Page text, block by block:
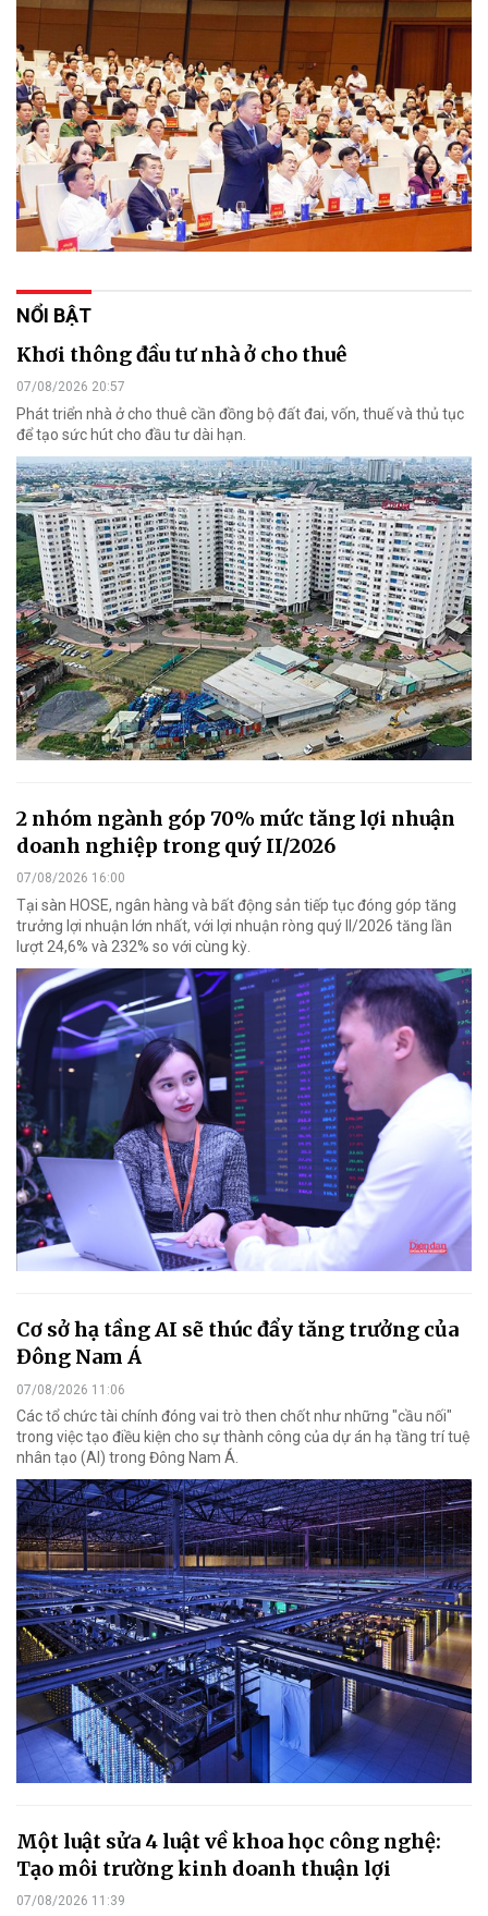
NỔI BẬT
Khơi thông đầu tư nhà ở cho thuê
07/08/2026 20:57
Phát triển nhà ở cho thuê cần đồng bộ đất đai, vốn, thuế và thủ tục
để tạo sức hút cho đầu tư dài hạn.
2 nhóm ngành góp 70% mức tăng lợi nhuận
doanh nghiệp trong quý II/2026
07/08/2026 16:00
Tại sàn HOSE, ngân hàng và bất động sản tiếp tục đóng góp tăng
trưởng lợi nhuận lớn nhất, với lợi nhuận ròng quý II/2026 tăng lần
lượt 24,6% và 232% so với cùng kỳ.
Cơ sở hạ tầng AI sẽ thúc đẩy tăng trưởng của
Đông Nam Á
07/08/2026 11:06
Các tổ chức tài chính đóng vai trò then chốt như những "cầu nối"
trong việc tạo điều kiện cho sự thành công của dự án hạ tầng trí tuệ
nhân tạo (AI) trong Đông Nam Á.
Một luật sửa 4 luật về khoa học công nghệ:
Tạo môi trường kinh doanh thuận lợi
07/08/2026 11:39